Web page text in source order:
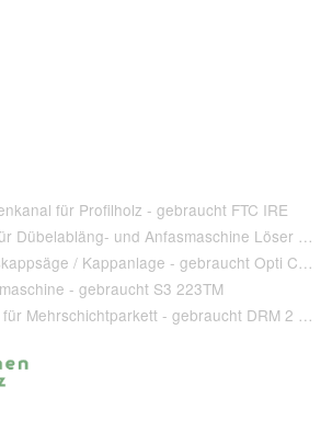
für Profilholz - gebraucht FTC IRE
Löser Dübelkränze für Dübelabläng- und Anfasmaschine Löser Type AA 220 - gebraucht
Weinig Optimierungskappsäge / Kappanlage - gebraucht Opti Cut 90
- gebraucht S3 223TM
Soest Verleimanlage für Mehrschichtparkett - gebraucht DRM 2 1 400 + T 80